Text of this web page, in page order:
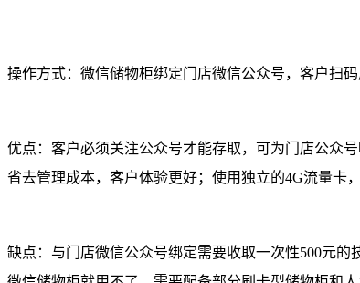
操作方式：微信储物柜绑定门店微信公众号，客户扫
优点：客户必须关注公众号才能存取，可为门店公众
省去管理成本，客户体验更好；使用独立的4G流量卡
缺点：与门店微信公众号绑定需要收取一次性500元的